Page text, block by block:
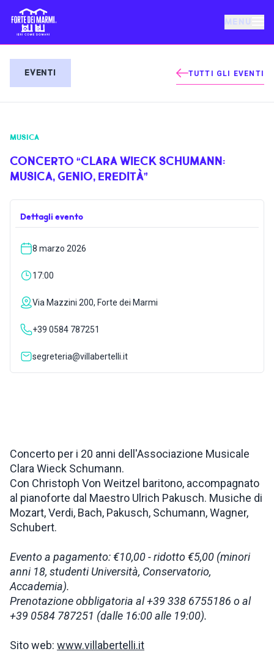
MENU
EVENTI
NOTIZIE
OSPITALITÀ
COSA FARE
ISPIRAZIONI
WEBCAM
EVENTI TUTTI GLI EVENTI
MUSICA
CONCERTO “CLARA WIECK SCHUMANN:
MUSICA, GENIO, EREDITÀ”
Dettagli evento
8 marzo 2026
17:00
Via Mazzini 200, Forte dei Marmi
+39 0584 787251
segreteria@villabertelli.it
Concerto per i 20 anni dell'Associazione Musicale
Clara Wieck Schumann.
Con Christoph Von Weitzel baritono, accompagnato
al pianoforte dal Maestro Ulrich Pakusch. Musiche di
Mozart, Verdi, Bach, Pakusch, Schumann, Wagner,
Schubert.
Evento a pagamento: €10,00 - ridotto €5,00 (minori
anni 18, studenti Università, Conservatorio,
Accademia).
Prenotazione obbligatoria al +39 338 6755186 o al
+39 0584 787251 (dalle 16:00 alle 19:00).
Sito web: www.villabertelli.it